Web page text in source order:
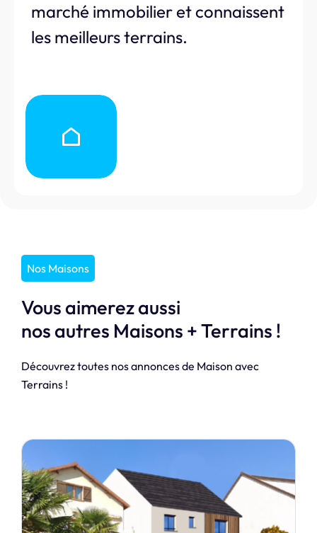
marché immobilier et connaissent
les meilleurs terrains.
Nos Maisons
Vous aimerez aussi
nos autres Maisons + Terrains !
Découvrez toutes nos annonces de Maison avec
Terrains !